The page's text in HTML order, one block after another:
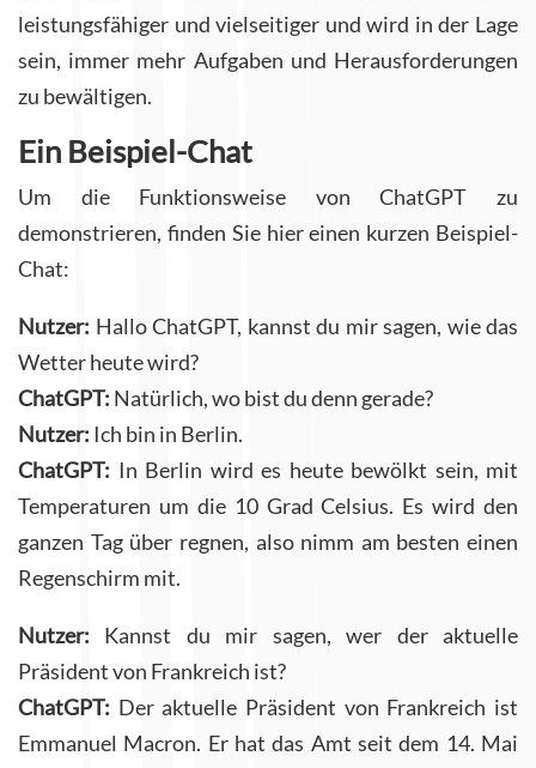
leistungsfähiger und vielseitiger und wird in der Lage
sein, immer mehr Aufgaben und Herausforderungen
zu bewältigen.
Ein Beispiel-Chat
Um die Funktionsweise von ChatGPT zu
demonstrieren, finden Sie hier einen kurzen Beispiel-
Chat:
Nutzer: Hallo ChatGPT, kannst du mir sagen, wie das
Wetter heute wird?
ChatGPT: Natürlich, wo bist du denn gerade?
Nutzer: Ich bin in Berlin.
ChatGPT: In Berlin wird es heute bewölkt sein, mit
Temperaturen um die 10 Grad Celsius. Es wird den
ganzen Tag über regnen, also nimm am besten einen
Regenschirm mit.
Nutzer: Kannst du mir sagen, wer der aktuelle
Präsident von Frankreich ist?
ChatGPT: Der aktuelle Präsident von Frankreich ist
Emmanuel Macron. Er hat das Amt seit dem 14. Mai